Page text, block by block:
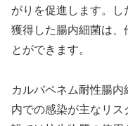
がりを促進します。
獲得した腸内細菌は、
とができます。
カルバペネム耐性腸
内での感染が主なリ